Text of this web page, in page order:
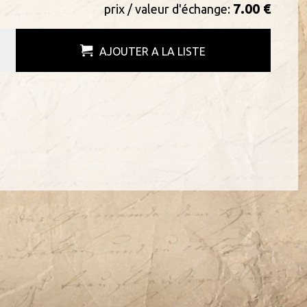
prix / valeur d'échange: 7.00 €
AJOUTER A LA LISTE